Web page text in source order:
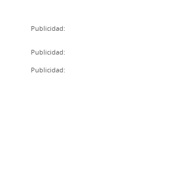
Publicidad:
Publicidad:
Publicidad: